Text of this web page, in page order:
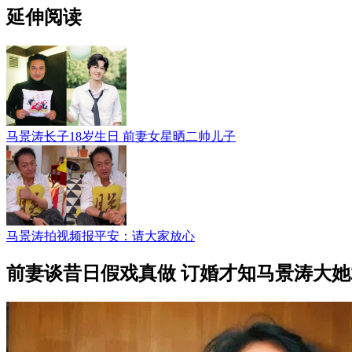
延伸阅读
马景涛长子18岁生日 前妻女星晒二帅儿子
马景涛拍视频报平安：请大家放心
前妻谈昔日假戏真做 订婚才知马景涛大